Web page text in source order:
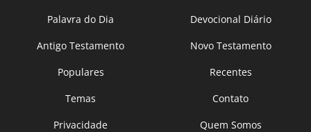
Palavra do Dia
Devocional Diário
Antigo Testamento
Novo Testamento
Populares
Recentes
Temas
Contato
Privacidade
Quem Somos